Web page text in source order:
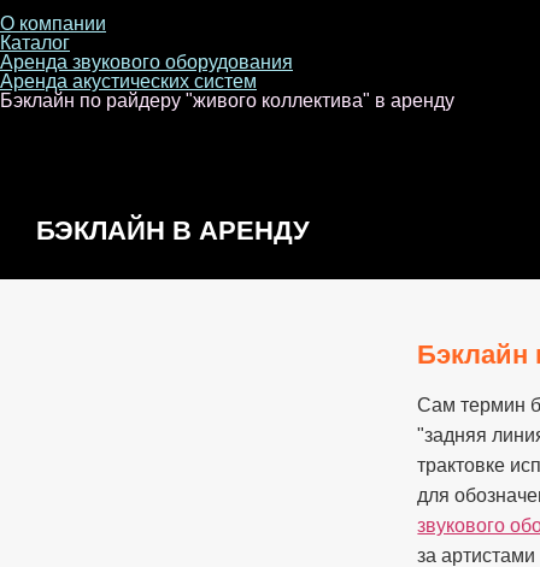
О компании
Каталог
Аренда звукового оборудования
Аренда акустических систем
Бэклайн по райдеру "живого коллектива" в аренду
БЭКЛАЙН В АРЕНДУ
Бэклайн
Сам термин
"задняя
трактовке
для
звукового
за